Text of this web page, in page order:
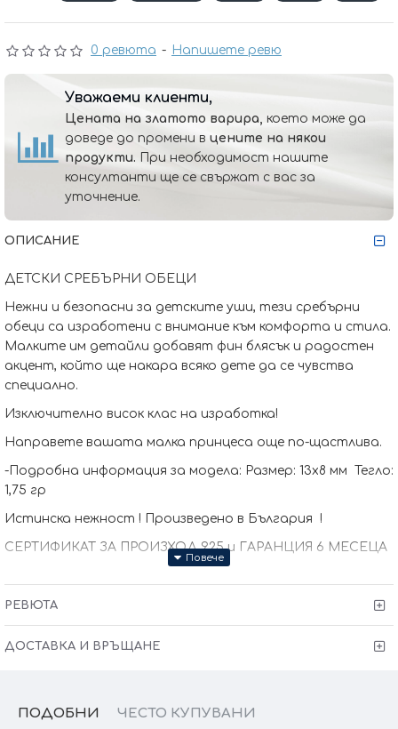
0 ревюта - Напишете ревю
Уважаеми клиенти,
Цената на златото варира, което може да
доведе до промени в цените на някои
продукти. При необходимост нашите
консултанти ще се свържат с вас за
уточнение.
ОПИСАНИЕ
ДЕТСКИ СРЕБЪРНИ ОБЕЦИ
Нежни и безопасни за детските уши, тези сребърни
обеци са изработени с внимание към комфорта и стилa.
Малките им детайли добавят фин блясък и радостен
акцент, който ще накара всяко дете да се чувства
специално.
Изключително висок клас на изработка!
Направете вашата малка принцеса още по-щастлива.
-Подробна информация за модела: Размер: 13x8 мм Тегло:
1,75 гр
Истинска нежност ! Произведено в България !
СЕРТИФИКАТ ЗА ПРОИЗХОД 925 и ГАРАНЦИЯ 6 МЕСЕЦА
РЕВЮТА
ДОСТАВКА И ВРЪЩАНЕ
ПОДОБНИ ЧЕСТО КУПУВАНИ